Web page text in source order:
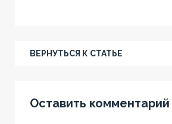
ВЕРНУТЬСЯ К СТАТЬЕ
Оставить комментарий